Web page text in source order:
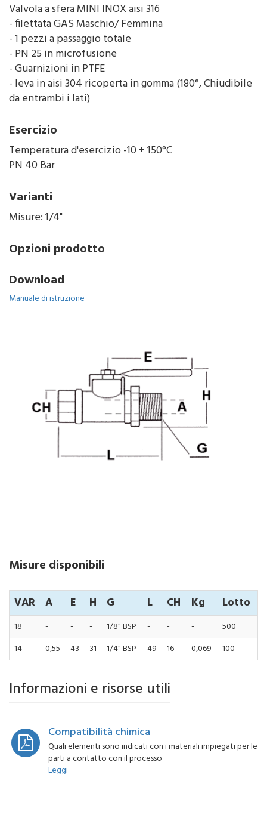
Valvola a sfera MINI INOX aisi 316
- filettata GAS Maschio/ Femmina
- 1 pezzi a passaggio totale
- PN 25 in microfusione
- Guarnizioni in PTFE
- leva in aisi 304 ricoperta in gomma (180°, Chiudibile
da entrambi i lati)
Esercizio
Temperatura d'esercizio -10 + 150°C
PN 40 Bar
Varianti
Misure: 1/4"
Opzioni prodotto
Download
Manuale di istruzione
Misure disponibili
VAR A E H G L CH Kg Lotto
18 - - - 1/8" BSP - - -
500
14
0,55 43 31 1/4" BSP 49 16 0,069 100
Informazioni e risorse utili
Compatibilità chimica
Quali elementi sono indicati con i materiali impiegati per le
parti a contatto con il processo
Leggi